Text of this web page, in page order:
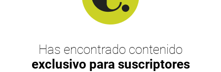
Has encontrado contenido
exclusivo para suscriptores